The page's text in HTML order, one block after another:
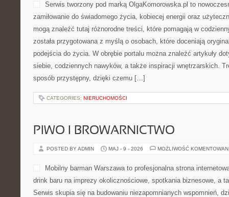
Serwis tworzony pod marką OlgaKomorowska.pl to
zamiłowanie do świadomego życia, kobiecej energii oraz
mogą znaleźć tutaj różnorodne treści, które pomagają w
została przygotowana z myślą o osobach, które doceniają
podejścia do życia. W obrębie portalu można znaleźć artykuły
siebie, codziennych nawyków, a także inspiracji wnętrzarskich.
sposób przystępny, dzięki czemu […]
CATEGORIES: NIERUCHOMOŚCI
PIWO I BROWARNICTWO
POSTED BY ADMIN MAJ - 9 - 2026 MOŻLIWOŚĆ
Mobilny barman Warszawa to profesjonalna strona
drink baru na imprezy okolicznościowe, spotkania biznesowe, a
Serwis skupia się na budowaniu niezapomnianych wspomnień,